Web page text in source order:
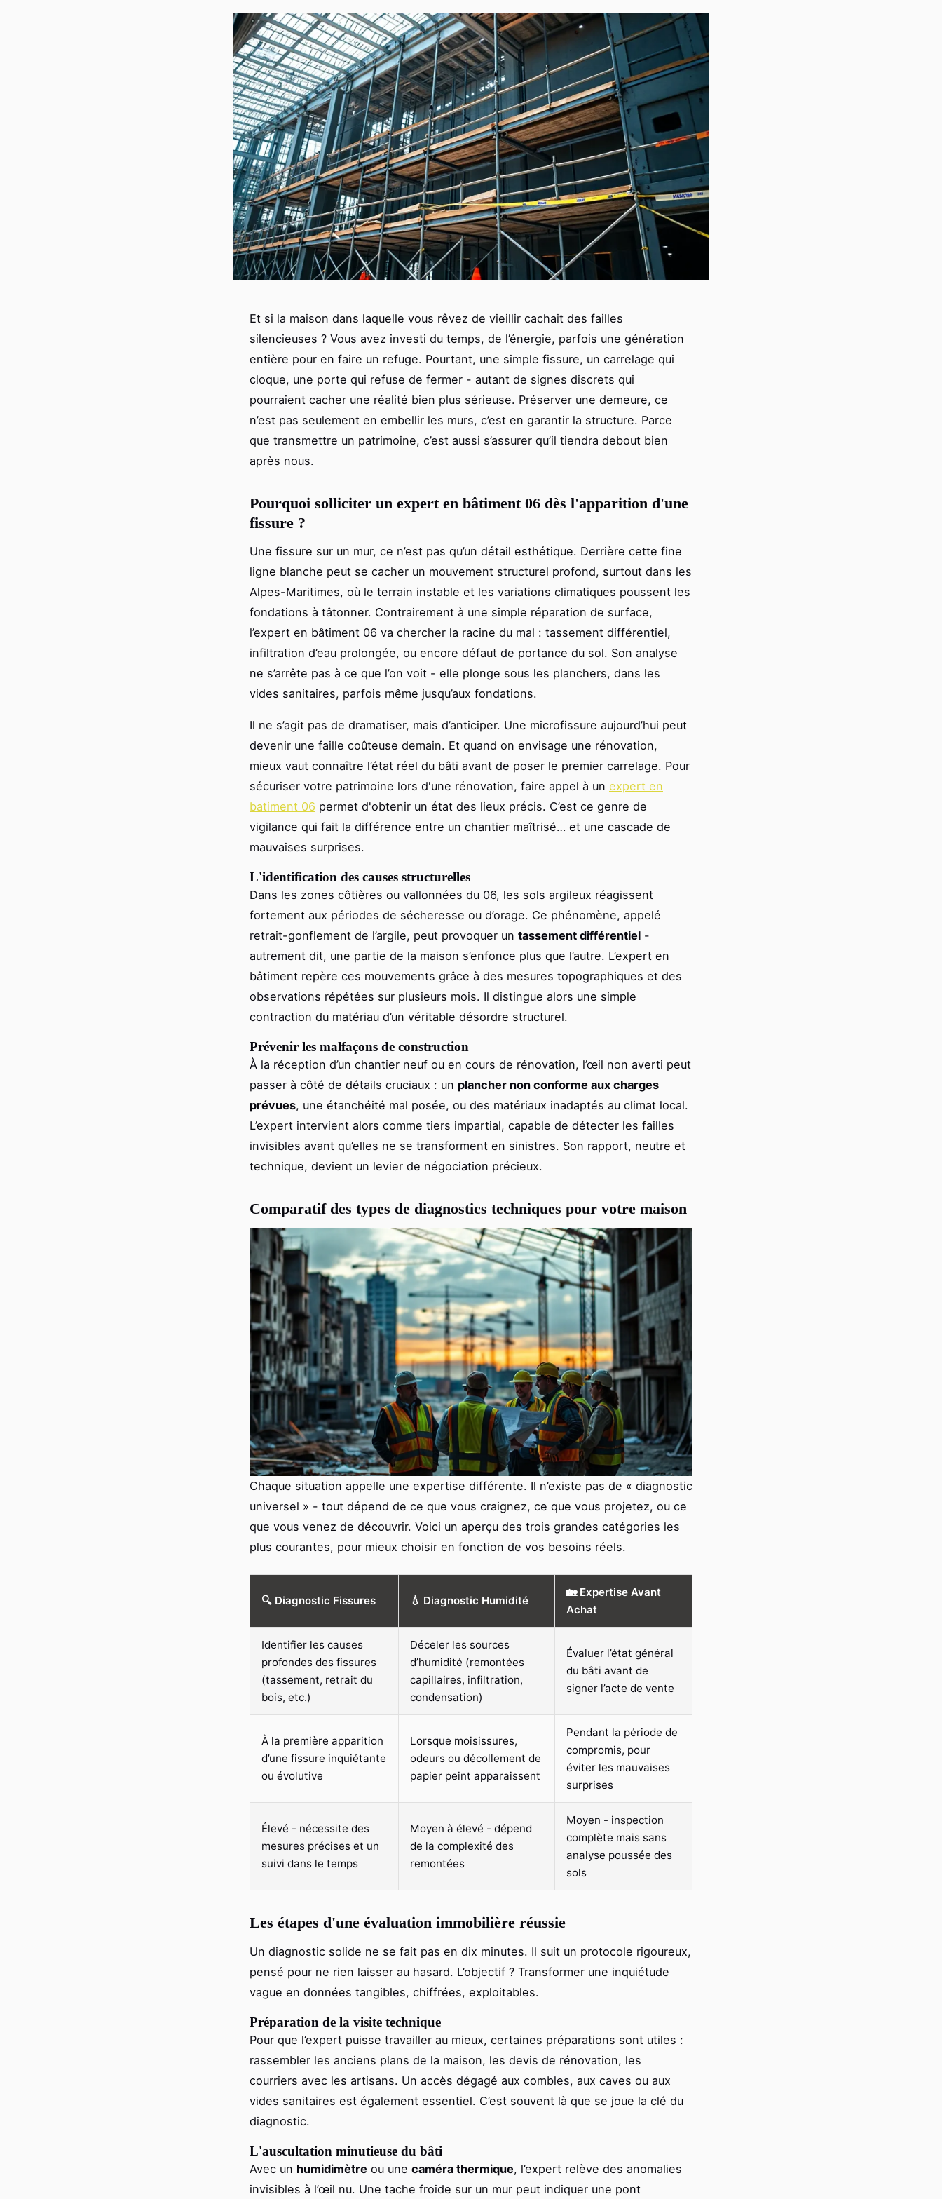
Et si la maison dans laquelle vous rêvez de vieillir cachait des failles
silencieuses ? Vous avez investi du temps, de l’énergie, parfois une génération
entière pour en faire un refuge. Pourtant, une simple fissure, un carrelage qui
cloque, une porte qui refuse de fermer - autant de signes discrets qui
pourraient cacher une réalité bien plus sérieuse. Préserver une demeure, ce
n’est pas seulement en embellir les murs, c’est en garantir la structure. Parce
que transmettre un patrimoine, c’est aussi s’assurer qu’il tiendra debout bien
après nous.
Pourquoi solliciter un expert en bâtiment 06 dès l'apparition d'une
fissure ?
Une fissure sur un mur, ce n’est pas qu’un détail esthétique. Derrière cette fine
ligne blanche peut se cacher un mouvement structurel profond, surtout dans les
Alpes-Maritimes, où le terrain instable et les variations climatiques poussent les
fondations à tâtonner. Contrairement à une simple réparation de surface,
l’expert en bâtiment 06 va chercher la racine du mal : tassement différentiel,
infiltration d’eau prolongée, ou encore défaut de portance du sol. Son analyse
ne s’arrête pas à ce que l’on voit - elle plonge sous les planchers, dans les
vides sanitaires, parfois même jusqu’aux fondations.
Il ne s’agit pas de dramatiser, mais d’anticiper. Une microfissure aujourd’hui peut
devenir une faille coûteuse demain. Et quand on envisage une rénovation,
mieux vaut connaître l’état réel du bâti avant de poser le premier carrelage. Pour
sécuriser votre patrimoine lors d'une rénovation, faire appel à un expert en
batiment 06 permet d'obtenir un état des lieux précis. C’est ce genre de
vigilance qui fait la différence entre un chantier maîtrisé… et une cascade de
mauvaises surprises.
L'identification des causes structurelles
Dans les zones côtières ou vallonnées du 06, les sols argileux réagissent
fortement aux périodes de sécheresse ou d’orage. Ce phénomène, appelé
retrait-gonflement de l’argile, peut provoquer un tassement différentiel -
autrement dit, une partie de la maison s’enfonce plus que l’autre. L’expert en
bâtiment repère ces mouvements grâce à des mesures topographiques et des
observations répétées sur plusieurs mois. Il distingue alors une simple
contraction du matériau d’un véritable désordre structurel.
Prévenir les malfaçons de construction
À la réception d’un chantier neuf ou en cours de rénovation, l’œil non averti peut
passer à côté de détails cruciaux : un plancher non conforme aux charges
prévues, une étanchéité mal posée, ou des matériaux inadaptés au climat local.
L’expert intervient alors comme tiers impartial, capable de détecter les failles
invisibles avant qu’elles ne se transforment en sinistres. Son rapport, neutre et
technique, devient un levier de négociation précieux.
Comparatif des types de diagnostics techniques pour votre maison
Chaque situation appelle une expertise différente. Il n’existe pas de « diagnostic
universel » - tout dépend de ce que vous craignez, ce que vous projetez, ou ce
que vous venez de découvrir. Voici un aperçu des trois grandes catégories les
plus courantes, pour mieux choisir en fonction de vos besoins réels.
🔍 Diagnostic Fissures 💧 Diagnostic Humidité
🏡 Expertise Avant
Achat
Identifier les causes
profondes des fissures
(tassement, retrait du
bois, etc.)
Déceler les sources
d’humidité (remontées
capillaires, infiltration,
condensation)
Évaluer l’état général
du bâti avant de
signer l’acte de vente
À la première apparition
d’une fissure inquiétante
ou évolutive
Lorsque moisissures,
odeurs ou décollement de
papier peint apparaissent
Pendant la période de
compromis, pour
éviter les mauvaises
surprises
Élevé - nécessite des
mesures précises et un
suivi dans le temps
Moyen à élevé - dépend
de la complexité des
remontées
Moyen - inspection
complète mais sans
analyse poussée des
sols
Les étapes d'une évaluation immobilière réussie
Un diagnostic solide ne se fait pas en dix minutes. Il suit un protocole rigoureux,
pensé pour ne rien laisser au hasard. L’objectif ? Transformer une inquiétude
vague en données tangibles, chiffrées, exploitables.
Préparation de la visite technique
Pour que l’expert puisse travailler au mieux, certaines préparations sont utiles :
rassembler les anciens plans de la maison, les devis de rénovation, les
courriers avec les artisans. Un accès dégagé aux combles, aux caves ou aux
vides sanitaires est également essentiel. C’est souvent là que se joue la clé du
diagnostic.
L'auscultation minutieuse du bâti
Avec un humidimètre ou une caméra thermique, l’expert relève des anomalies
invisibles à l’œil nu. Une tache froide sur un mur peut indiquer une pont